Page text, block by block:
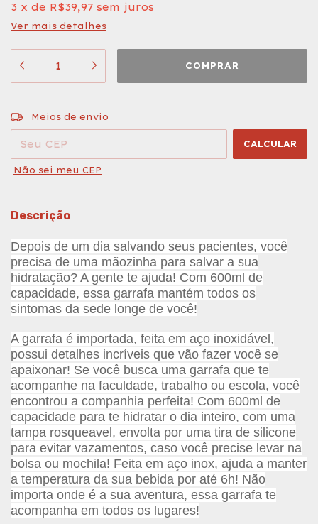
3 x de R$39,97 sem juros
Ver mais detalhes
Entregas para o CEP:
Meios de envio
CALCULAR
Não sei meu CEP
Descrição
Depois de um dia salvando seus pacientes, você
precisa de uma mãozinha para salvar a sua
hidratação? A gente te ajuda! Com 600ml de
capacidade, essa garrafa mantém todos os
sintomas da sede longe de você!
A garrafa é importada, feita em aço inoxidável,
possui detalhes incríveis que vão fazer você se
apaixonar! Se você busca uma garrafa que te
acompanhe na faculdade, trabalho ou escola, você
encontrou a companhia perfeita! Com 600ml de
capacidade para te hidratar o dia inteiro, com uma
tampa rosqueavel, envolta por uma tira de silicone
para evitar vazamentos, caso você precise levar na
bolsa ou mochila! Feita em aço inox, ajuda a manter
a temperatura da sua bebida por até 6h! Não
importa onde é a sua aventura, essa garrafa te
acompanha em todos os lugares!